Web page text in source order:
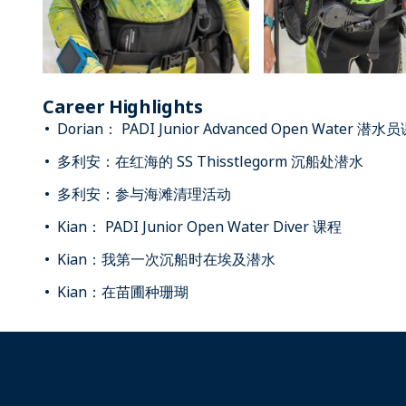
Career Highlights
Dorian： PADI Junior Advanced Open Water 潜水员
多利安：在红海的 SS Thisstlegorm 沉船处潜水
多利安：参与海滩清理活动
Kian： PADI Junior Open Water Diver 课程
Kian：我第一次沉船时在埃及潜水
Kian：在苗圃种珊瑚